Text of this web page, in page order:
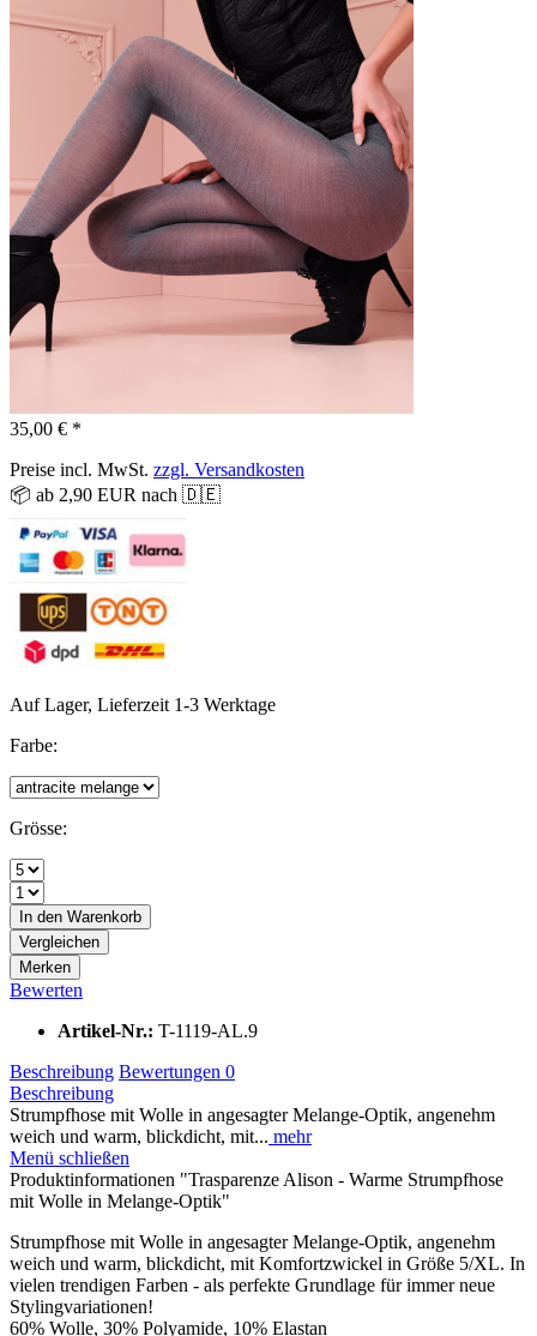
35,00 € *
Preise incl. MwSt. zzgl. Versandkosten
📦 ab 2,90 EUR nach 🇩🇪
Auf Lager, Lieferzeit 1-3 Werktage
Farbe:
Grösse:
In den Warenkorb
Vergleichen
Merken
Bewerten
Artikel-Nr.: T-1119-AL.9
Beschreibung Bewertungen 0
Beschreibung
Strumpfhose mit Wolle in angesagter Melange-Optik, angenehm
weich und warm, blickdicht, mit... mehr
Menü schließen
Produktinformationen "Trasparenze Alison - Warme Strumpfhose
mit Wolle in Melange-Optik"
Strumpfhose mit Wolle in angesagter Melange-Optik, angenehm
weich und warm, blickdicht, mit Komfortzwickel in Größe 5/XL. In
vielen trendigen Farben - als perfekte Grundlage für immer neue
Stylingvariationen!
60% Wolle, 30% Polyamide, 10% Elastan